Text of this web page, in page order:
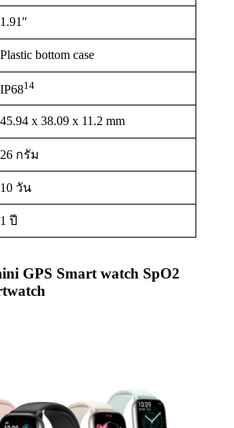
1.91″
Plastic bottom case
IP6814
45.94 x 38.09 x 11.2 mm
26 กรัม
10 วัน
1 ปี
GPS Smart watch SpO2